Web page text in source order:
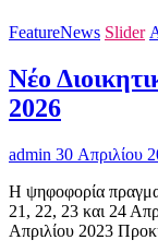
FeatureNews Slider
Νέο
2026
admin 30 Απριλίου
Η ψηφοφορία
21, 22, 23 και 24
Απριλίου 2023